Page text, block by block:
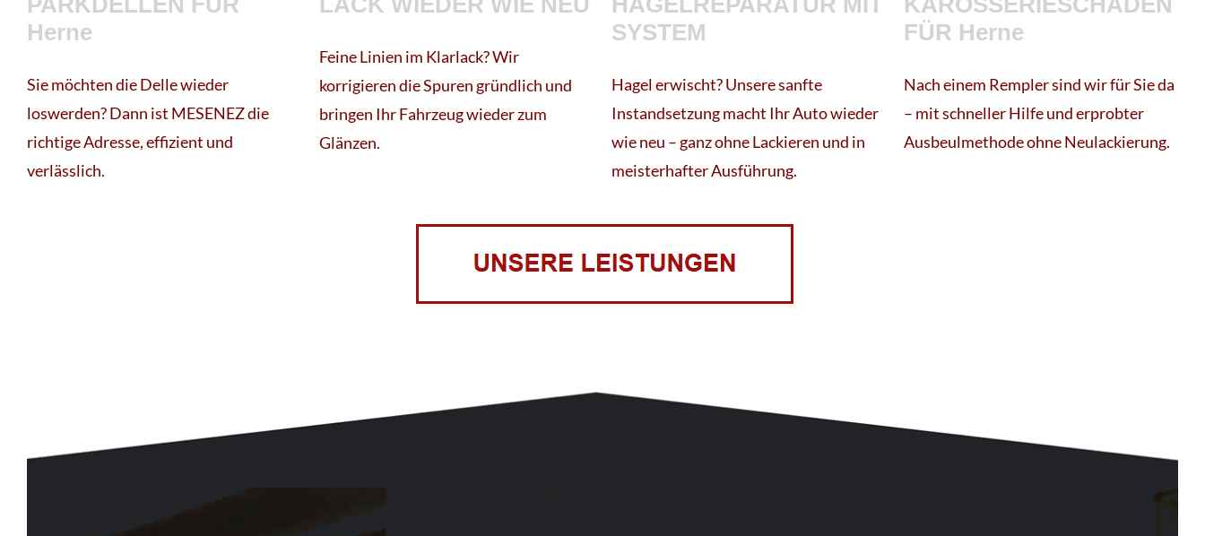
Herne
Sie möchten die Delle wieder
loswerden? Dann ist MESENEZ die
richtige Adresse, effizient und
verlässlich.
Feine Linien im Klarlack? Wir
korrigieren die Spuren gründlich und
bringen Ihr Fahrzeug wieder zum
Glänzen.
SYSTEM
Hagel erwischt? Unsere sanfte
Instandsetzung macht Ihr Auto wieder
wie neu – ganz ohne Lackieren und in
meisterhafter Ausführung.
FÜR Herne
Nach einem Rempler sind wir für Sie da
– mit schneller Hilfe und erprobter
Ausbeulmethode ohne Neulackierung.